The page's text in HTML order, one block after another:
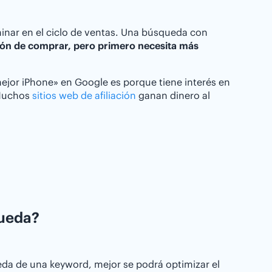
en el ciclo de ventas. Una búsqueda con
de comprar, pero primero necesita más
iPhone» en Google es porque tiene interés en
sitios web de afiliación ganan dinero al
de una keyword, mejor se podrá optimizar el